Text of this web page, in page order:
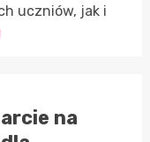
uczniów, jak i
na